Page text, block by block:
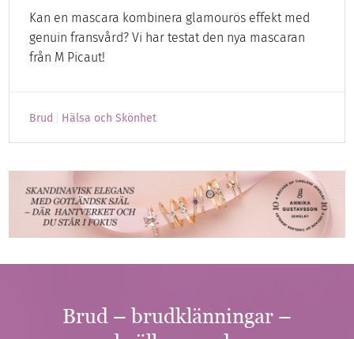
Kan en mascara kombinera glamourös effekt med
genuin fransvård? Vi har testat den nya mascaran
från M Picaut!
Brud Hälsa och Skönhet
Brud – brudklänningar –